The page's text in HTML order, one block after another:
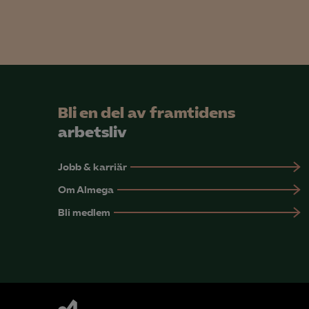
Bli en del av framtidens
arbetsliv
Jobb & karriär
Om Almega
Bli medlem